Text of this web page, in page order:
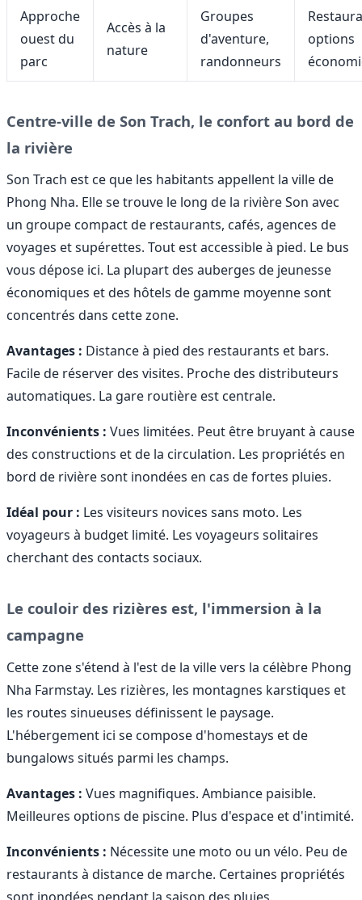
Approche
ouest du
parc
Accès à la
nature
Groupes
d'aventure,
randonneurs
options
Centre-ville de Son Trach, le confort au bord de
la rivière
Son Trach est ce que les habitants appellent la ville de
Phong Nha. Elle se trouve le long de la rivière Son avec
un groupe compact de restaurants, cafés, agences de
voyages et supérettes. Tout est accessible à pied. Le bus
vous dépose ici. La plupart des auberges de jeunesse
économiques et des hôtels de gamme moyenne sont
concentrés dans cette zone.
Avantages : Distance à pied des restaurants et bars.
Facile de réserver des visites. Proche des distributeurs
automatiques. La gare routière est centrale.
Inconvénients : Vues limitées. Peut être bruyant à cause
des constructions et de la circulation. Les propriétés en
bord de rivière sont inondées en cas de fortes pluies.
Idéal pour : Les visiteurs novices sans moto. Les
voyageurs à budget limité. Les voyageurs solitaires
cherchant des contacts sociaux.
Le couloir des rizières est, l'immersion à la
campagne
Cette zone s'étend à l'est de la ville vers la célèbre Phong
Nha Farmstay. Les rizières, les montagnes karstiques et
les routes sinueuses définissent le paysage.
L'hébergement ici se compose d'homestays et de
bungalows situés parmi les champs.
Avantages : Vues magnifiques. Ambiance paisible.
Meilleures options de piscine. Plus d'espace et d'intimité.
Inconvénients : Nécessite une moto ou un vélo. Peu de
restaurants à distance de marche. Certaines propriétés